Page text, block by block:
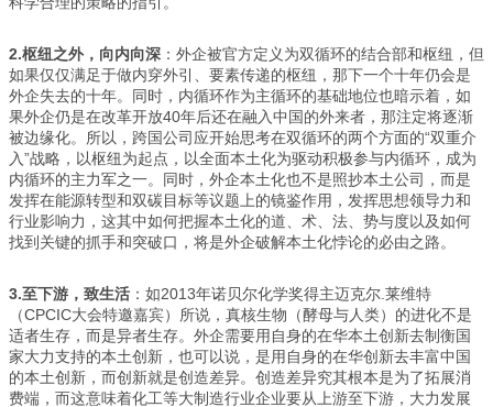
2.枢纽之外，向内向深 ：外企被官方定义为双循环的结合部和枢纽，但
如果仅仅满足于做内穿外引、要素传递的枢纽，那下一个十年仍会是
外企失去的十年。同时，内循环作为主循环的基础地位也暗示着，如
果外企仍是在改革开放40年后还在融入中国的外来者，那注定将逐渐
被边缘化。所以，跨国公司应开始思考在双循环的两个方面的“双重介
入”战略，以枢纽为起点，以全面本土化为驱动积极参与内循环，成为
内循环的主力军之一。同时，外企本土化也不是照抄本土公司，而是
发挥在能源转型和双碳目标等议题上的镜鉴作用，发挥思想领导力和
行业影响力，这其中如何把握本土化的道、术、法、势与度以及如何
找到关键的抓手和突破口，将是外企破解本土化悖论的必由之路。
3.至下游，致生活 ：如2013年诺贝尔化学奖得主迈克尔.莱维特
（CPCIC大会特邀嘉宾）所说，真核生物（酵母与人类）的进化不是
适者生存，而是异者生存。外企需要用自身的在华本土创新去制衡国
家大力支持的本土创新，也可以说，是用自身的在华创新去丰富中国
的本土创新，而创新就是创造差异。创造差异究其根本是为了拓展消
费端，而这意味着化工等大制造行业企业要从上游至下游，大力发展